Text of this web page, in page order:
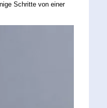
Schritte von einer